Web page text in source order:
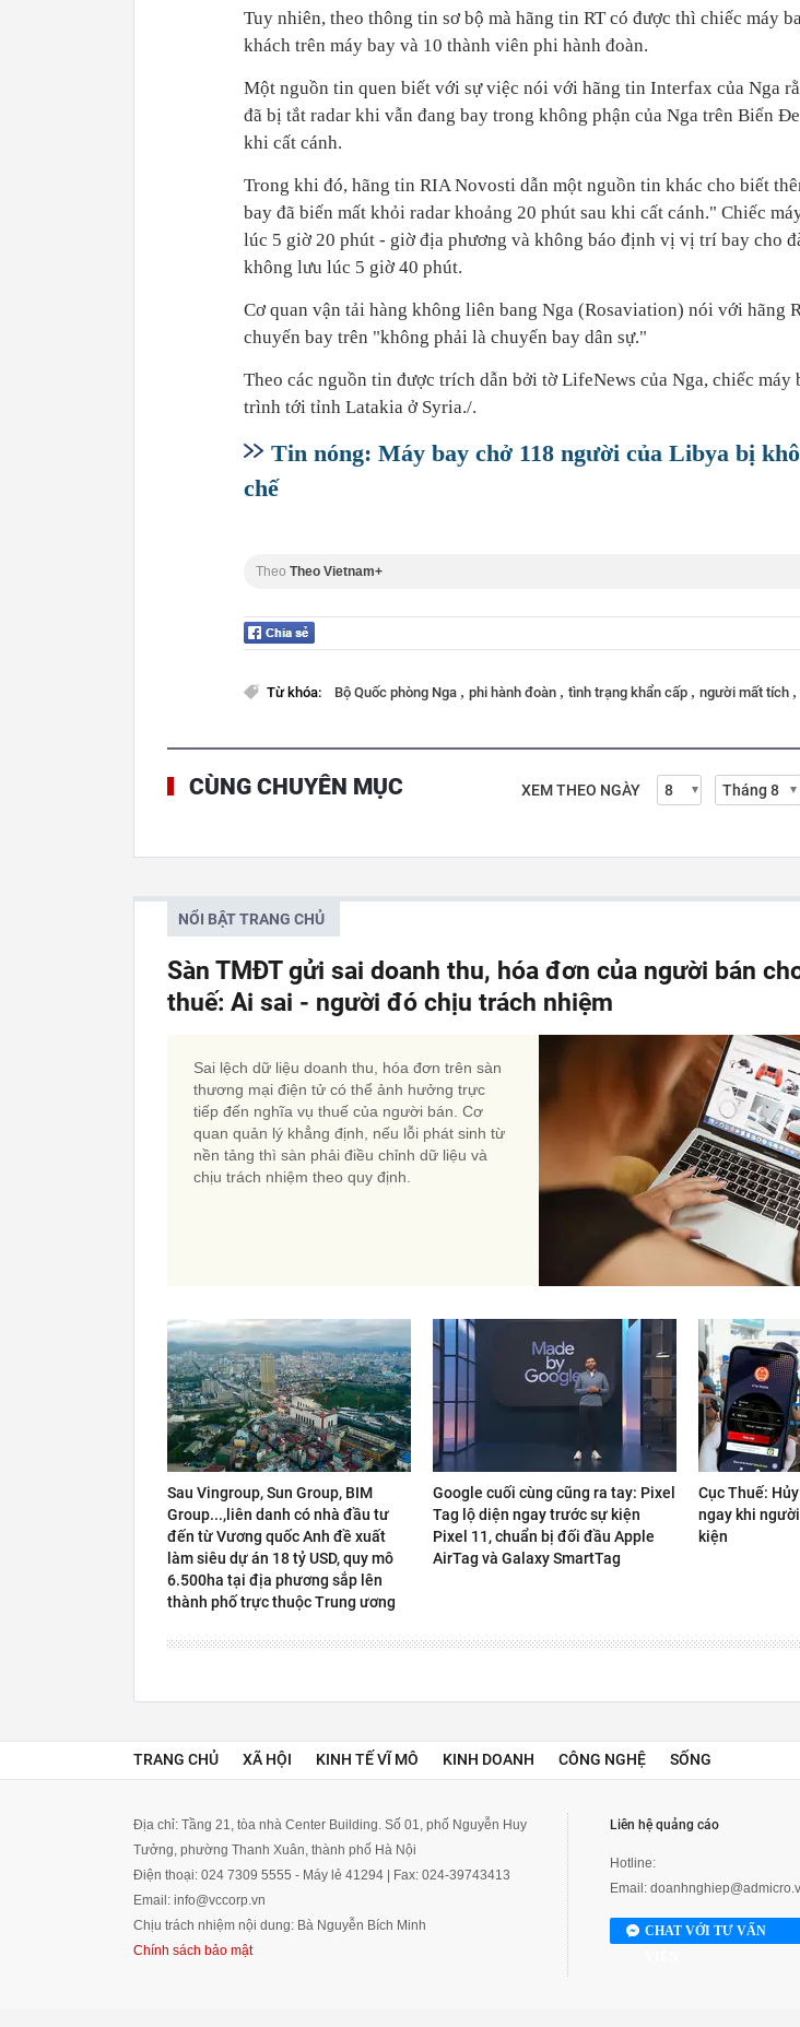
Tuy nhiên, theo thông tin sơ bộ mà hãng tin RT có được thì chiếc máy
khách trên máy bay và 10 thành viên phi hành đoàn.
Một nguồn tin quen ​biết với ​sự việc nói với hãng tin Interfax của Nga
đã bị tắt radar khi vẫn ​đang bay trong không phận của Nga trên Biển
khi cất cánh.
Trong khi đó, hãng tin RIA Novosti dẫn một nguồn tin khác cho biết
bay đã biến mất khỏi radar khoảng 20 phút sau khi cất cánh." Chiếc
lúc 5 giờ 20 phút - giờ địa phương và không báo định vị vị trí bay cho
không lưu lúc 5 giờ 40 phút.
Cơ quan vận tải hàng không liên bang Nga (Rosaviation) nói với hãng
chuyến bay trên "không phải là chuyến bay dân sự."
Theo các nguồn tin được trích dẫn bởi tờ LifeNews của Nga, chiếc máy
trình tới tỉnh Latakia ở Syria./.
Tin nóng: Máy bay chở 118 người của Libya bị
chế
Theo Theo Vietnam+
Từ khóa: Bộ Quốc phòng Nga , phi hành đoàn , tình trạng khẩn cấp , người mất tích ,
CÙNG CHUYÊN MỤC XEM THEO NGÀY
NỔI BẬT TRANG CHỦ
Sàn TMĐT gửi sai doanh thu, hóa đơn của người bán
thuế: Ai sai - người đó chịu trách nhiệm
Sai lệch dữ liệu doanh thu, hóa đơn trên sàn
thương mại điện tử có thể ảnh hưởng trực
tiếp đến nghĩa vụ thuế của người bán. Cơ
quan quản lý khẳng định, nếu lỗi phát sinh từ
nền tảng thì sàn phải điều chỉnh dữ liệu và
chịu trách nhiệm theo quy định.
Sau Vingroup, Sun Group, BIM
Group...,liên danh có nhà đầu tư
đến từ Vương quốc Anh đề xuất
làm siêu dự án 18 tỷ USD, quy mô
6.500ha tại địa phương sắp lên
thành phố trực thuộc Trung ương
Google cuối cùng cũng ra tay: Pixel
Tag lộ diện ngay trước sự kiện
Pixel 11, chuẩn bị đối đầu Apple
AirTag và Galaxy SmartTag
Cục Thuế:
ngay khi
kiện
TRANG CHỦ XÃ HỘI KINH TẾ VĨ MÔ KINH DOANH CÔNG NGHỆ SỐNG
Địa chỉ: Tầng 21, tòa nhà Center Building. Số 01, phố Nguyễn Huy
Tưởng, phường Thanh Xuân, thành phố Hà Nội
Điện thoại: 024 7309 5555 - Máy lẻ 41294 | Fax: 024-39743413
Email: info@vccorp.vn
Chịu trách nhiệm nội dung: Bà Nguyễn Bích Minh
Chính sách bảo mật
Liên hệ quảng cáo
Hotline:
Email:
CHAT VỚI TƯ VẤN